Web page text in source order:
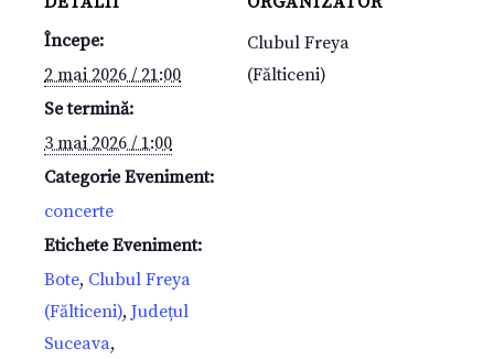
Începe:
2 mai 2026 / 21:00
Se termină:
3 mai 2026 / 1:00
Categorie Eveniment:
concerte
Etichete Eveniment:
Bote, Clubul Freya
(Fălticeni), Județul
Suceava,
Clubul Freya
(Fălticeni)